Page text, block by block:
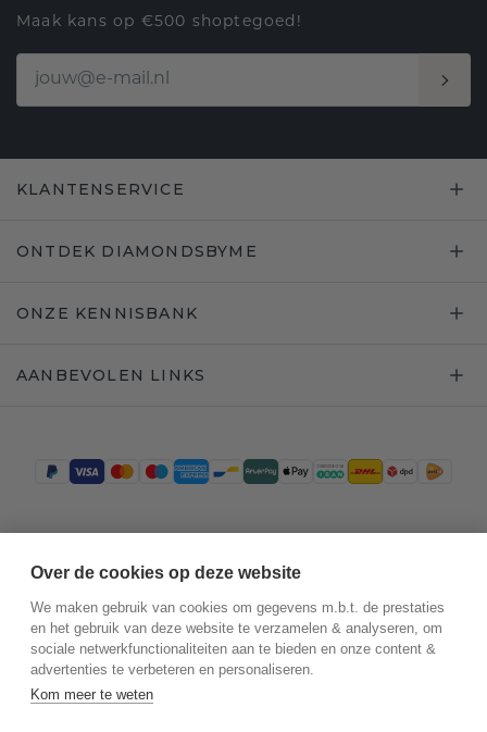
Maak kans op €500 shoptegoed!
KLANTENSERVICE
ONTDEK DIAMONDSBYME
ONZE KENNISBANK
AANBEVOLEN LINKS
Over de cookies op deze website
We maken gebruik van cookies om gegevens m.b.t. de prestaties
en het gebruik van deze website te verzamelen & analyseren, om
sociale netwerkfunctionaliteiten aan te bieden en onze content &
advertenties te verbeteren en personaliseren.
Kom meer te weten